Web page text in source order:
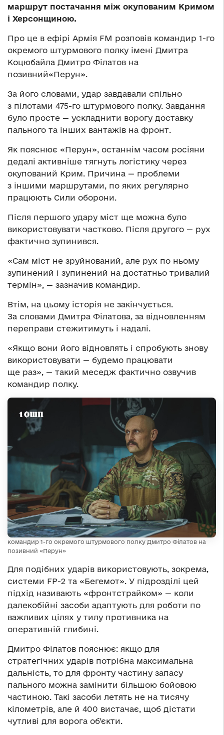
маршрут постачання між окупованим Кримом
і Херсонщиною.
Про це в ефірі Армія FM розповів командир 1-го
окремого штурмового полку імені Дмитра
Коцюбайла Дмитро Філатов на
позивний«Перун».
За його словами, удар завдавали спільно
з пілотами 475-го штурмового полку. Завдання
було просте — ускладнити ворогу доставку
пального та інших вантажів на фронт.
Як пояснює «Перун», останнім часом росіяни
дедалі активніше тягнуть логістику через
окупований Крим. Причина — проблеми
з іншими маршрутами, по яких регулярно
працюють Сили оборони.
Після першого удару міст ще можна було
використовувати частково. Після другого — рух
фактично зупинився.
«Сам міст не зруйнований, але рух по ньому
зупинений і зупинений на достатньо тривалий
термін», — зазначив командир.
Втім, на цьому історія не закінчується.
За словами Дмитра Філатова, за відновленням
переправи стежитимуть і надалі.
«Якщо вони його відновлять і спробують знову
використовувати — будемо працювати
ще раз», — такий меседж фактично озвучив
командир полку.
командир 1-го окремого штурмового полку Дмитро Філатов на
позивний «Перун»
Для подібних ударів використовують, зокрема,
системи FP-2 та «Бегемот». У підрозділі цей
підхід називають «фронтстрайком» — коли
далекобійні засоби адаптують для роботи по
важливих цілях у тилу противника на
оперативній глибині.
Дмитро Філатов пояснює: якщо для
стратегічних ударів потрібна максимальна
дальність, то для фронту частину запасу
пального можна замінити більшою бойовою
частиною. Такі засоби летять не на тисячу
кілометрів, але й 400 вистачає, щоб дістати
чутливі для ворога об’єкти.